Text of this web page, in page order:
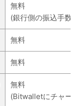
無料
(銀行側の振込手数
無料
無料
無料
(Bitwalletにチャー